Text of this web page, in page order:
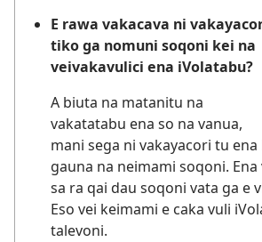
E rawa vakacava ni
tiko ga nomuni soqoni kei na
veivakavulici ena iVolatabu?
A biuta na matanitu na
vakatatabu ena so na vanua,
mani sega ni vakayacori tu
gauna na neimami soqoni.
sa ra qai dau soqoni vata ga e
Eso vei keimami e caka vuli
talevoni.